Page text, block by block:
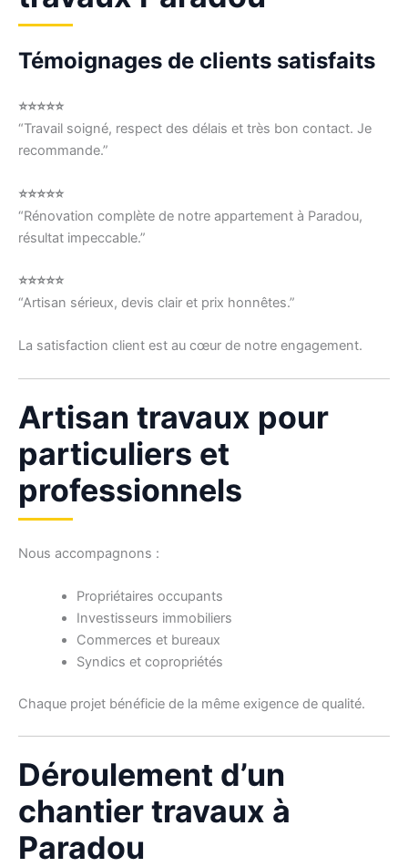
Témoignages de clients satisfaits
⭐⭐⭐⭐⭐
“Travail soigné, respect des délais et très bon contact. Je
recommande.”
⭐⭐⭐⭐⭐
“Rénovation complète de notre appartement à Paradou,
résultat impeccable.”
⭐⭐⭐⭐⭐
“Artisan sérieux, devis clair et prix honnêtes.”
La satisfaction client est au cœur de notre engagement.
Artisan travaux pour
particuliers et
professionnels
Nous accompagnons :
Propriétaires occupants
Investisseurs immobiliers
Commerces et bureaux
Syndics et copropriétés
Chaque projet bénéficie de la même exigence de qualité.
Déroulement d’un
chantier travaux à
Paradou